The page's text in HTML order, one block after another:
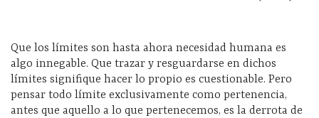
Que los límites son hasta ahora necesidad humana es
algo innegable. Que trazar y resguardarse en dichos
límites signifique hacer lo propio es cuestionable. Pero
pensar todo límite exclusivamente como pertenencia,
antes que aquello a lo que pertenecemos, es la derrota de